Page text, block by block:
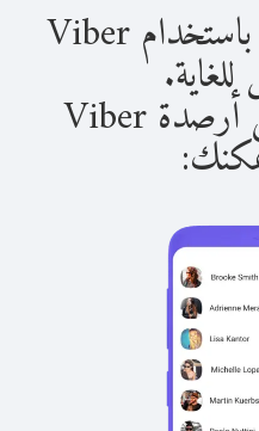
الاتصال على مالطا باستخدام Viber
بمجرد حصولك على أرصدة Viber